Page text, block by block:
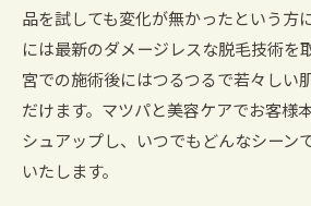
品を試しても変化が無かったという方
には最新のダメージレスな脱毛技術を
宮での施術後にはつるつるで若々しい
だけます。マツパと美容ケアでお客様
シュアップし、いつでもどんなシーン
いたします。